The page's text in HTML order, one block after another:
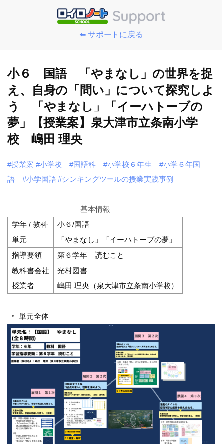
⬅️ サポートに戻る
小６ 国語 「やまなし」の世界を捉
え、自身の「問い」について探究しよ
う 「やまなし」「イーハトーブの
夢」【授業案】泉大津市立条南小学
校 嶋田 理央
#授業案 #小学校 #国語科 #小学校６年生
#小学６年国
語
#小学国語 #シンキングツールの授業実践事例
基本情報
学年 / 教科
小６/国語
単元
「やまなし」「イーハトーブの夢」
指導要領
第６学年 読むこと
教科書会社
光村図書
授業者
嶋田 理央（泉大津市立条南小学校）
単元全体